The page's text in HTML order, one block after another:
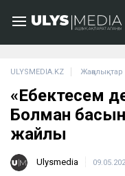
ULYSMEDIA.KZ Жаңалықтар
«Еңбектесем
Болман
жайлы
Ulysmedia